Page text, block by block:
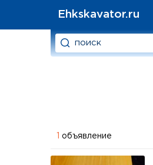
Ehkskavator.ru
1 объявление